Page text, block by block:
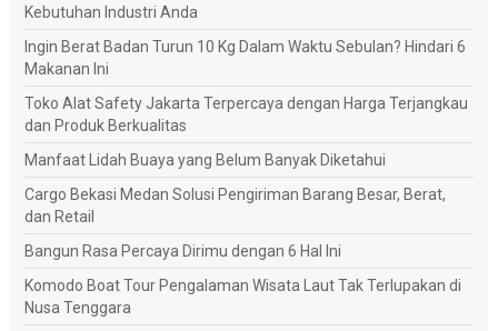
Kebutuhan Industri Anda
Ingin Berat Badan Turun 10 Kg Dalam Waktu Sebulan? Hindari 6
Makanan Ini
Toko Alat Safety Jakarta Terpercaya dengan Harga Terjangkau
dan Produk Berkualitas
Manfaat Lidah Buaya yang Belum Banyak Diketahui
Cargo Bekasi Medan Solusi Pengiriman Barang Besar, Berat,
dan Retail
Bangun Rasa Percaya Dirimu dengan 6 Hal Ini
Komodo Boat Tour Pengalaman Wisata Laut Tak Terlupakan di
Nusa Tenggara